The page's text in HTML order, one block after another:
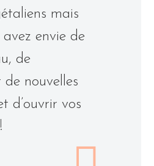
mais
avez envie de
de
de nouvelles
d’ouvrir vos